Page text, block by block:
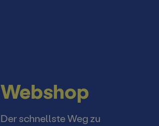
Webshop
Der schnellste Weg zu